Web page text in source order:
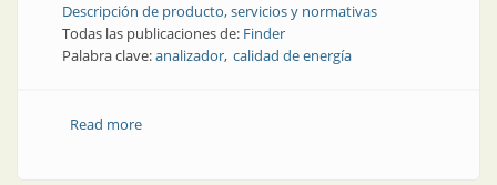
Descripción de producto, servicios y normativas
Todas las publicaciones de: Finder
Palabra clave:analizador calidad de energía
Read moreabout Serie 6M, analizador de redes “todo en uno”